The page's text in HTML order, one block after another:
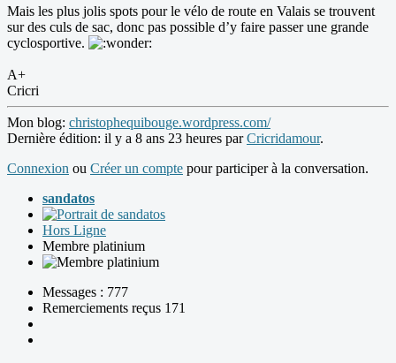
Mais les plus jolis spots pour le vélo de route en Valais se trouvent
sur des culs de sac, donc pas possible d’y faire passer une grande
cyclosportive.
A+
Cricri
Mon blog: christophequibouge.wordpress.com/
Dernière édition: il y a 8 ans 23 heures parCricridamour.
Connexion ou Créer un compte pour participer à la conversation.
sandatos
Hors Ligne
Membre platinium
Messages : 777
Remerciements reçus 171